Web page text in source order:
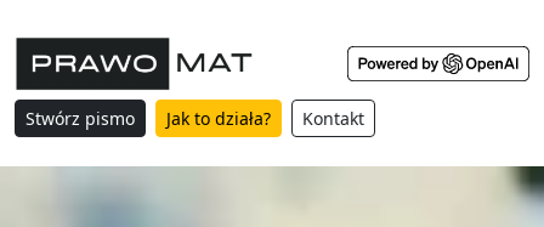
Stwórz pismo Jak to działa? Kontakt